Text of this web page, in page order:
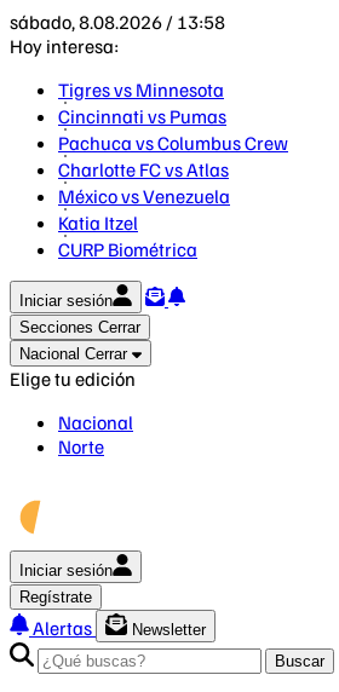
sábado, 8.08.2026 / 13:58
Hoy interesa:
Tigres vs Minnesota
Cincinnati vs Pumas
Pachuca vs Columbus Crew
Charlotte FC vs Atlas
México vs Venezuela
Katia Itzel
CURP Biométrica
Iniciar sesión
Secciones Cerrar
Nacional Cerrar
Elige tu edición
Nacional
Norte
Iniciar sesión
Regístrate
Alertas
Newsletter
Buscar